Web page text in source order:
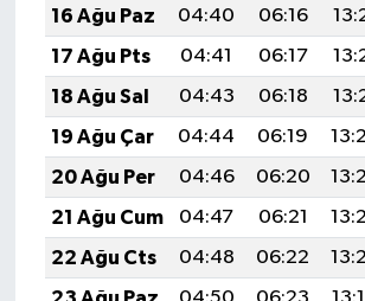
16 Ağu Paz
04:40 06:16
17 Ağu Pts
04:41 06:17
18 Ağu Sal
04:43 06:18
19 Ağu Çar
04:44 06:19
20 Ağu Per
04:46 06:20
21 Ağu Cum
04:47 06:21
22 Ağu Cts
04:48 06:22